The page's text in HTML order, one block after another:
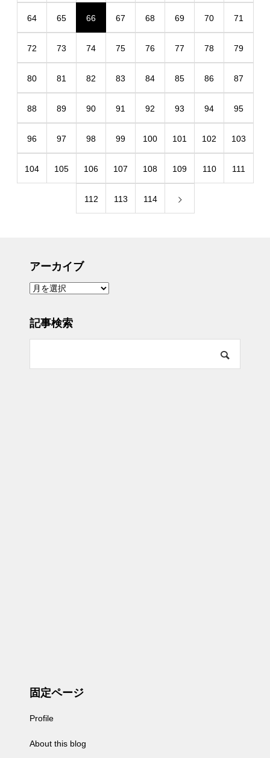
64 65 66 67 68 69 70 71
72 73 74 75 76 77 78 79
80 81 82 83 84 85 86 87
88 89 90 91 92 93 94 95
96 97 98 99 100 101 102 103
104 105 106 107 108 109 110 111
112 113 114
アーカイブ
ア
ー
ブ
記事検索
固定ページ
Profile
About this blog